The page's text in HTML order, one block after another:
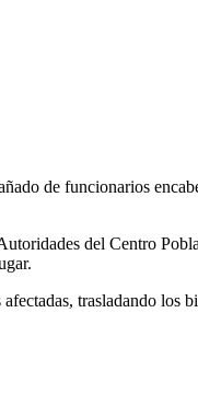
de funcionarios
del Centro
trasladando los